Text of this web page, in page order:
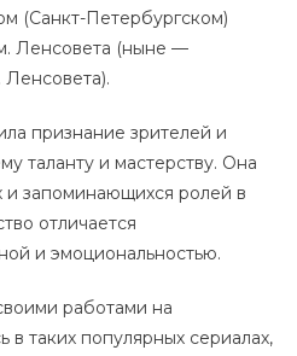
(Санкт-Петербургском)
Ленсовета (ныне —
признание зрителей и
таланту и мастерству. Она
и запоминающихся ролей в
отличается
и эмоциональностью.
работами на
в таких популярных сериалах,